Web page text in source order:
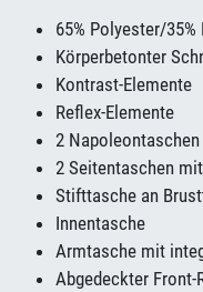
65% Polyester/
Körperbetonter
Kontrast-Elemente
Reflex-Elemente
2
2 Seitentaschen
Stifttasche an
Innentasche
Armtasche mit
Abgedeckter